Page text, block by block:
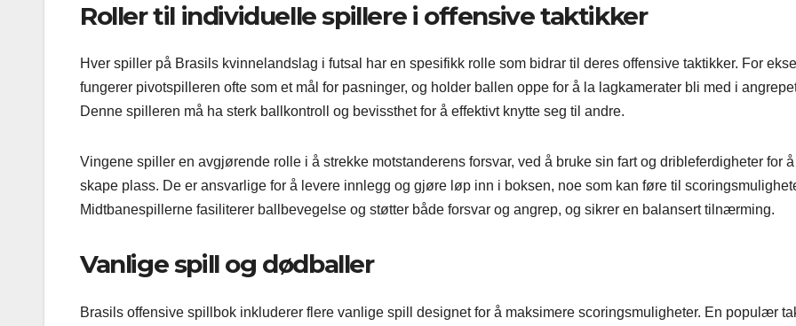
Roller til individuelle spillere i offensive taktikker
Hver spiller på Brasils kvinnelandslag i futsal har en spesifikk rolle som bidrar til deres offensive taktikker. For
fungerer pivotspilleren ofte som et mål for pasninger, og holder ballen oppe for å la lagkamerater bli med i
Denne spilleren må ha sterk ballkontroll og bevissthet for å effektivt knytte seg til andre.
Vingene spiller en avgjørende rolle i å strekke motstanderens forsvar, ved å bruke sin fart og dribleferdigheter for å
skape plass. De er ansvarlige for å levere innlegg og gjøre løp inn i boksen, noe som kan føre til
Midtbanespillerne fasiliterer ballbevegelse og støtter både forsvar og angrep, og sikrer en balansert tilnærming.
Vanlige spill og dødballer
Brasils offensive spillbok inkluderer flere vanlige spill designet for å maksimere scoringsmuligheter. En populær